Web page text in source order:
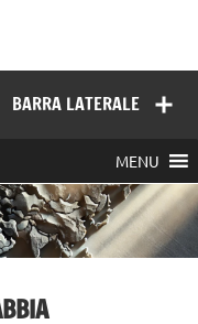
BARRA LATERALE
MENU